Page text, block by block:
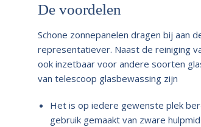
De voordelen
Schone zonnepanelen dragen bij aan
representatiever. Naast de reiniging
ook inzetbaar voor andere soorten
van telescoop glasbewassing zijn
Het is op iedere gewenste plek
gebruik gemaakt van zware